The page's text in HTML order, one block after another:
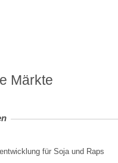
Märkte
für Soja und Raps